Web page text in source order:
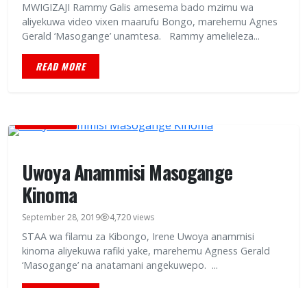
MWIGIZAJI Rammy Galis amesema bado mzimu wa
aliyekuwa video vixen maarufu Bongo, marehemu Agnes
Gerald ‘Masogange’ unamtesa. Rammy amelieleza...
READ MORE
Uwoya Anammisi Masogange
Kinoma
September 28, 2019 4,720 views
STAA wa filamu za Kibongo, Irene Uwoya anammisi
kinoma aliyekuwa rafiki yake, marehemu Agness Gerald
‘Masogange’ na anatamani angekuwepo. ...